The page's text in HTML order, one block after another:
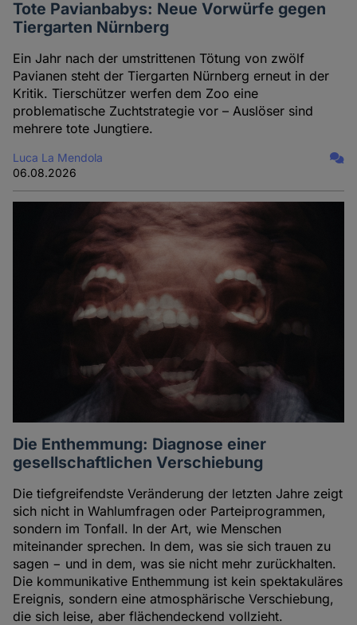
Tote Pavianbabys: Neue Vorwürfe gegen
Tiergarten Nürnberg
Ein Jahr nach der umstrittenen Tötung von zwölf
Pavianen steht der Tiergarten Nürnberg erneut in der
Kritik. Tierschützer werfen dem Zoo eine
problematische Zuchtstrategie vor – Auslöser sind
mehrere tote Jungtiere.
Luca La Mendola
06.08.2026
Die Enthemmung: Diagnose einer
gesellschaftlichen Verschiebung
Die tiefgreifendste Veränderung der letzten Jahre zeigt
sich nicht in Wahlumfragen oder Parteiprogrammen,
sondern im Tonfall. In der Art, wie Menschen
miteinander sprechen. In dem, was sie sich trauen zu
sagen − und in dem, was sie nicht mehr zurückhalten.
Die kommunikative Enthemmung ist kein spektakuläres
Ereignis, sondern eine atmosphärische Verschiebung,
die sich leise, aber flächendeckend vollzieht.